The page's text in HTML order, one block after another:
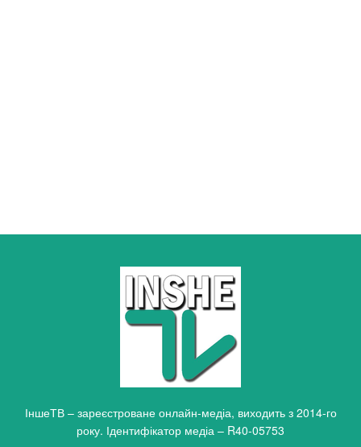
ІншеТВ – зареєстроване онлайн-медіа, виходить з 2014-го
року. Ідентифікатор медіа – R40-05753